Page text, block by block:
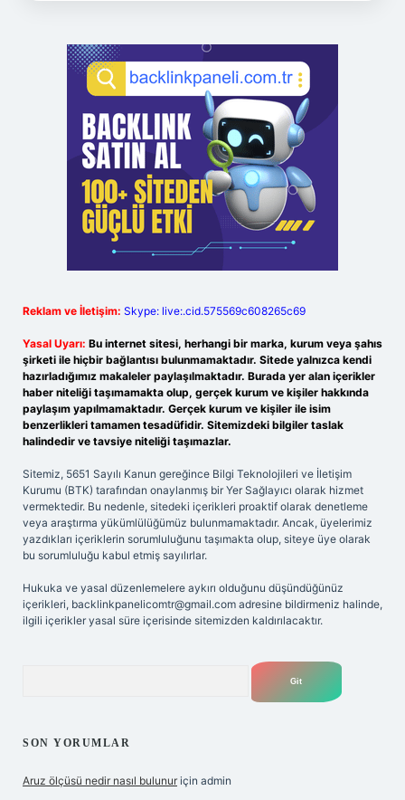
Reklam ve İletişim: Skype: live:.cid.575569c608265c69
Yasal Uyarı: Bu internet sitesi, herhangi bir marka, kurum veya şahıs
şirketi ile hiçbir bağlantısı bulunmamaktadır. Sitede yalnızca kendi
hazırladığımız makaleler paylaşılmaktadır. Burada yer alan içerikler
haber niteliği taşımamakta olup, gerçek kurum ve kişiler hakkında
paylaşım yapılmamaktadır. Gerçek kurum ve kişiler ile isim
benzerlikleri tamamen tesadüfidir. Sitemizdeki bilgiler taslak
halindedir ve tavsiye niteliği taşımazlar.
Sitemiz, 5651 Sayılı Kanun gereğince Bilgi Teknolojileri ve İletişim
Kurumu (BTK) tarafından onaylanmış bir Yer Sağlayıcı olarak hizmet
vermektedir. Bu nedenle, sitedeki içerikleri proaktif olarak denetleme
veya araştırma yükümlülüğümüz bulunmamaktadır. Ancak, üyelerimiz
yazdıkları içeriklerin sorumluluğunu taşımakta olup, siteye üye olarak
bu sorumluluğu kabul etmiş sayılırlar.
Hukuka ve yasal düzenlemelere aykırı olduğunu düşündüğünüz
içerikleri, backlinkpanelicomtr@gmail.com adresine bildirmeniz halinde,
ilgili içerikler yasal süre içerisinde sitemizden kaldırılacaktır.
SON YORUMLAR
Aruz ölçüsü nedir nasıl bulunur için admin